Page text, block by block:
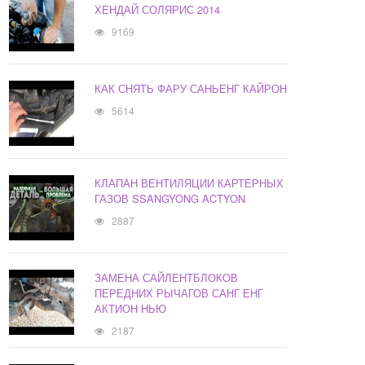
ХЕНДАЙ СОЛЯРИС 2014
9169
КАК СНЯТЬ ФАРУ САНЬЕНГ КАЙРОН
5614
КЛАПАН ВЕНТИЛЯЦИИ КАРТЕРНЫХ
ГАЗОВ SSANGYONG ACTYON
2887
ЗАМЕНА САЙЛЕНТБЛОКОВ
ПЕРЕДНИХ РЫЧАГОВ САНГ ЕНГ
АКТИОН НЬЮ
2187